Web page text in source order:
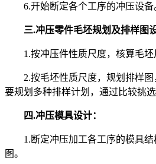
6.开始断定各个工序的冲压设备
三.冲压零件毛坯规划及排样图设
1.按冲压件性质尺度，核算毛坯
2.按毛坯性质尺度，规划排样图
要规划多种排样计划，通过比较挑选
四.冲压模具设计：
1.断定冲压加工各工序的模具结
图。